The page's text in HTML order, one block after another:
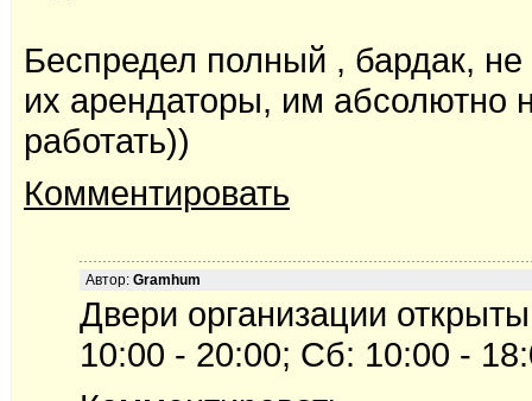
Беспредел полный , бардак, не
их арендаторы, им абсолютно
работать))
Комментировать
Автор:Gramhum
Двери организации
10:00 - 20:00; Сб: 10:00 -